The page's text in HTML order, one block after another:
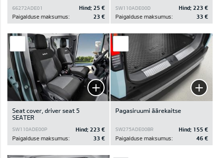
66272ADE01 Hind: 25 €
Paigalduse maksumus:
23 €
SW110ADE00D Hind: 223 €
Paigalduse maksumus:
33 €
Seat cover, driver seat 5
SEATER
SW110ADE00P Hind: 223 €
Paigalduse maksumus:
33 €
Pagasiruumi äärekaitse
SW275ADE00BR Hind: 155 €
Paigalduse maksumus:
46 €